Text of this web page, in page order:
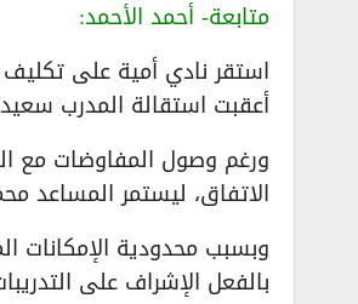
متابعة- أحمد الأحمد:
استقر نادي أمية على
أعقبت استقالة المدرب سعيد
ورغم وصول المفاوضات مع
الاتفاق، ليستمر المساعد
وبسبب محدودية الإمكانات
بالفعل الإشراف على